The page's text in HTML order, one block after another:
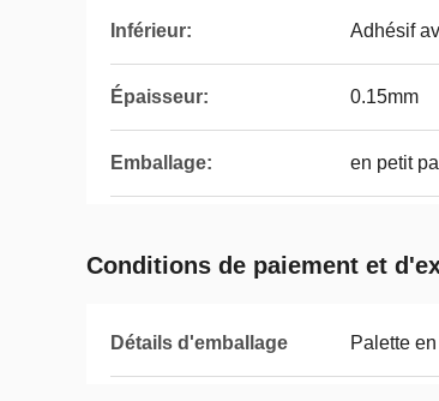
Inférieur: Adhésif
Épaisseur: 0.15mm
Emballage: en petit
Conditions de paiement et
Détails d'emballage Palette